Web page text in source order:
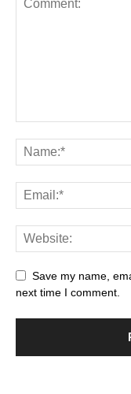
Save my name,
next time I comment.